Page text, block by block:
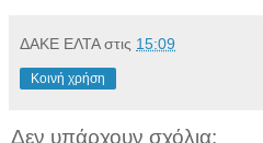
ΔΑΚΕ ΕΛΤΑ στις 15:09
Κοινή χρήση
Δεν υπάρχουν σχόλια: